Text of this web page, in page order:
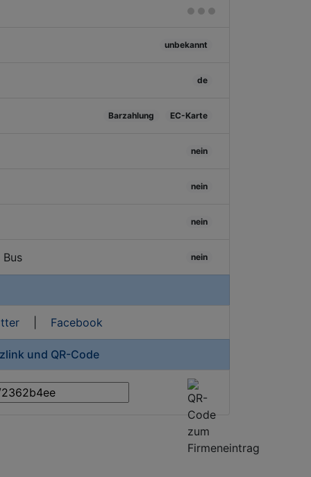
unbekannt
de
Barzahlung EC-Karte
nein
nein
nein
nein
| Facebook
und QR-Code